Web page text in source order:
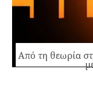
Από τη θεωρία